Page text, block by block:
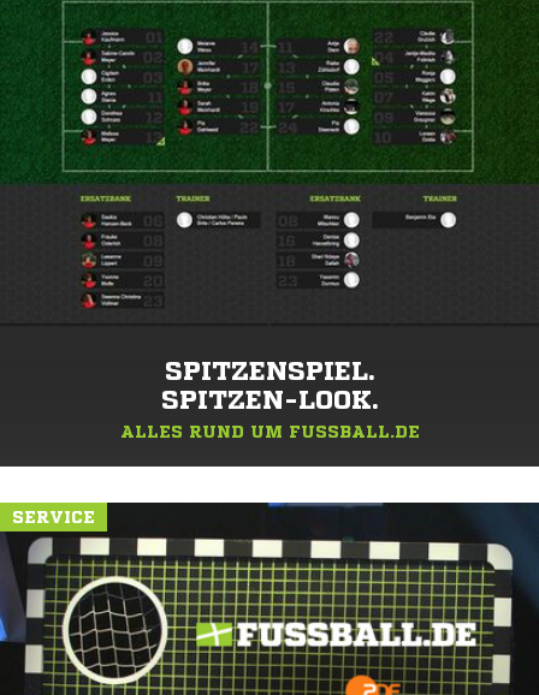
SPITZENSPIEL.
SPITZEN-LOOK.
ALLES RUND UM FUSSBALL.DE
SERVICE